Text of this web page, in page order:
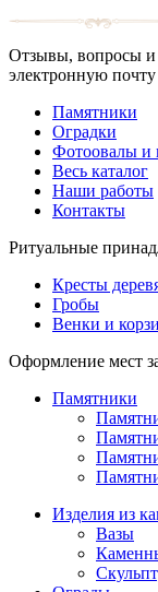
Отзывы, вопросы и
электронную
Памятники
Оградки
Фотоовалы и
Весь каталог
Наши работы
Контакты
Ритуальные
Кресты
Гробы
Венки и
Оформление мест
Памятники
Изделия из
Вазы